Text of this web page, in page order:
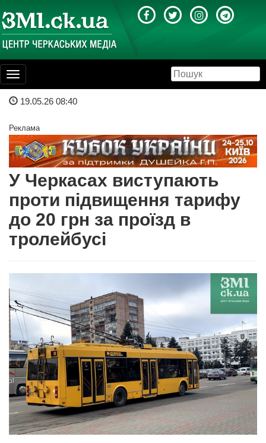
Toggle
navigation
19.05.26 08:40
Реклама
У Черкасах виступають
проти підвищення тарифу
до 20 грн за проїзд в
тролейбусі